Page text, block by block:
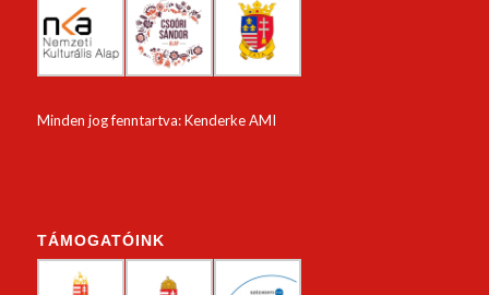
Minden jog fenntartva: Kenderke AMI
TÁMOGATÓINK